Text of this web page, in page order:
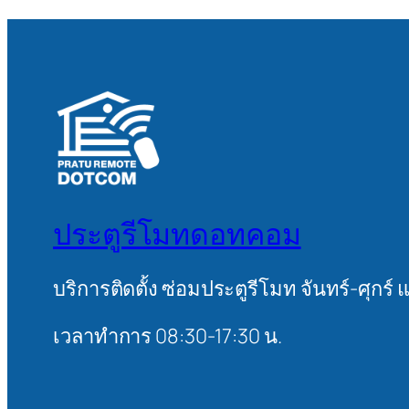
ประตูรีโมทดอทคอม
บริการติดตั้ง ซ่อมประตูรีโมท จันทร์-ศุกร์ แ
เวลาทำการ 08:30-17:30 น.